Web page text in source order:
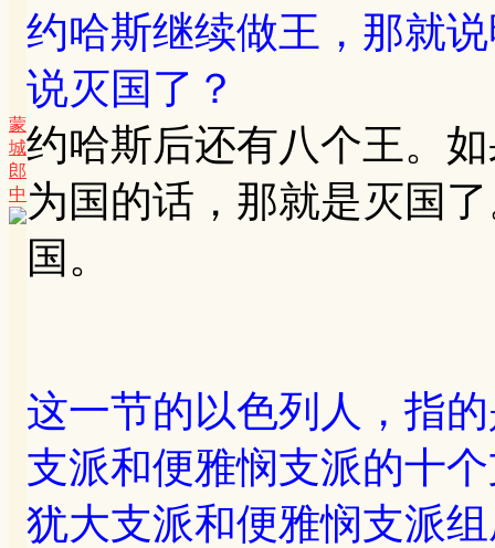
蒙
城
郎
中
约哈斯继续做王，那就
说灭国了？
约哈斯后还有八个王。
为国的话，那就是灭国
国。
这一节的以色列人，指
支派和便雅悯支派的十
犹大支派和便雅悯支派